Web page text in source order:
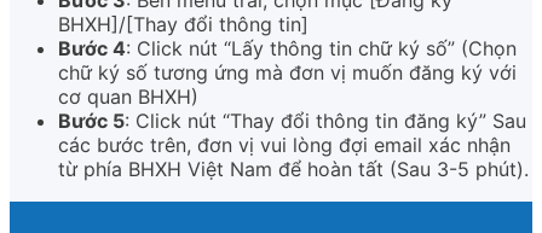
BHXH]/[Thay đổi thông tin]
Bước 4: Click nút “Lấy thông tin chữ ký số” (Chọn
chữ ký số tương ứng mà đơn vị muốn đăng ký với
cơ quan BHXH)
Bước 5: Click nút “Thay đổi thông tin đăng ký” Sau
các bước trên, đơn vị vui lòng đợi email xác nhận
từ phía BHXH Việt Nam để hoàn tất (Sau 3-5 phút).